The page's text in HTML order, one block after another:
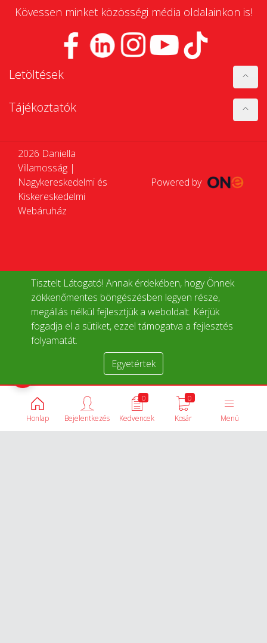
Tisztelt Látogató! Annak érdekében, hogy Önnek
zökkenőmentes böngészésben legyen része,
megállás nélkül fejlesztjük a weboldalt. Kérjük
fogadja el a sütiket, ezzel támogatva a fejlesztés
folyamatát.
Egyetértek
Kövessen minket közösségi média oldalainkon is!
Letöltések
Tájékoztatók
2026 Daniella
Villamosság |
Nagykereskedelmi és
Kiskereskedelmi
Webáruház
Powered by
Honlap Menü
0
Kosár
0
Kedvencek
Bejelentkezés
Termékek összehasonlítása